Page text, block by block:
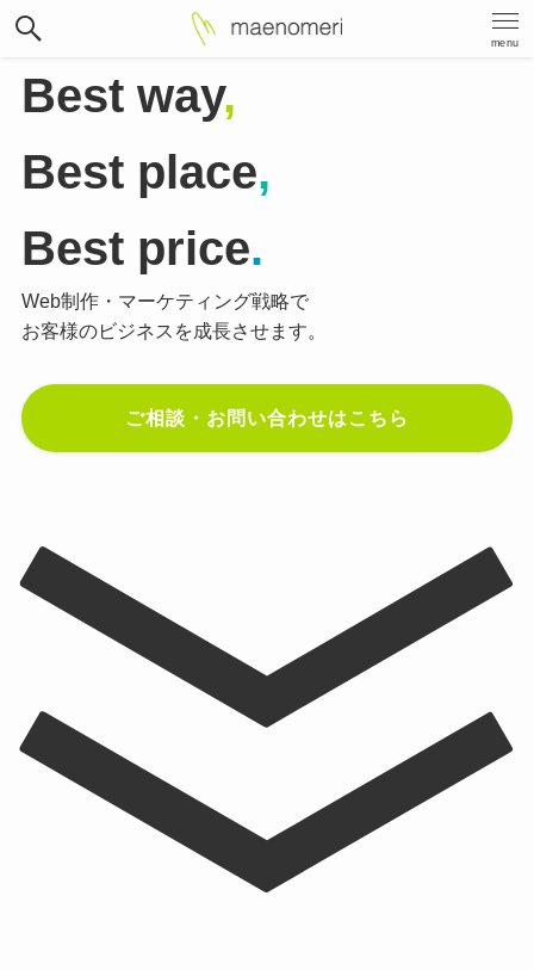
menu
Best way,
Best place,
Best price.
Web制作・マーケティング戦略で
お客様のビジネスを成長させます。
ご相談・お問い合わせはこちら